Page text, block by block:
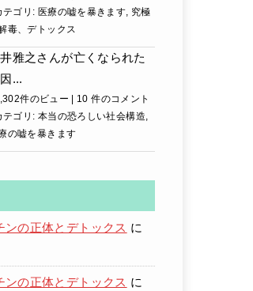
テゴリ: 医療の嘘を暴きます
究極
毒、デトックス
雅之さんが亡くなられた
...
件のビュー | 10 件のコメント
テゴリ: 本当の恐ろしい社会構造
の嘘を暴きます
の正体とデトックス に
の正体とデトックス に